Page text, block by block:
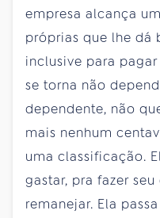
empresa alcança
próprias que lhe dá
inclusive para
se torna não
dependente, não
mais nenhum
uma classificação.
gastar, pra fazer
remanejar. Ela